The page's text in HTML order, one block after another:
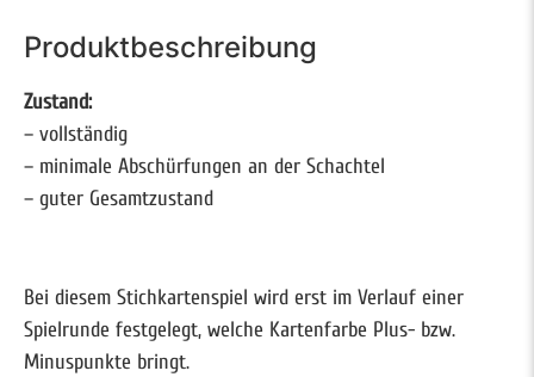
Produktbeschreibung
Zustand:
– vollständig
– minimale Abschürfungen an der Schachtel
– guter Gesamtzustand
Bei diesem Stichkartenspiel wird erst im Verlauf einer
Spielrunde festgelegt, welche Kartenfarbe Plus- bzw.
Minuspunkte bringt.